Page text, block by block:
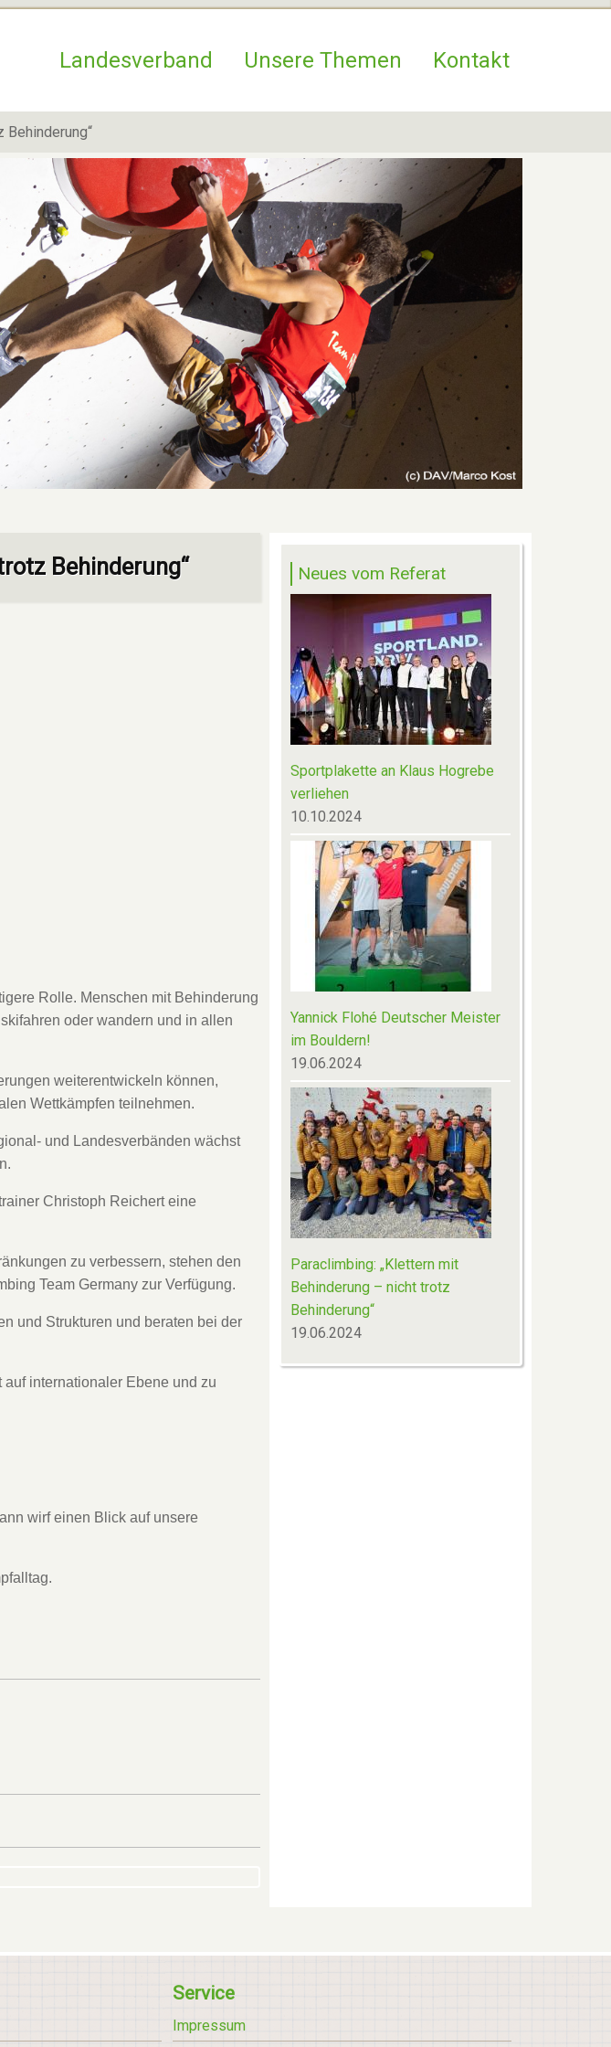
Hauptnavigation
Landesverband Unsere Themen Kontakt
Behinderung“
Behinderung“
Rolle. Menschen mit Behinderung
oder wandern und in allen
weiterentwickeln können,
Wettkämpfen teilnehmen.
und Landesverbänden wächst
Christoph Reichert eine
zu verbessern, stehen den
Team Germany zur Verfügung.
und Strukturen und beraten bei der
internationaler Ebene und zu
wirf einen Blick auf unsere
Neues vom Referat
Sportplakette an Klaus Hogrebe
verliehen
10.10.2024
Yannick Flohé Deutscher Meister
im Bouldern!
19.06.2024
Paraclimbing: „Klettern mit
Behinderung – nicht trotz
Behinderung“
19.06.2024
Service
Impressum